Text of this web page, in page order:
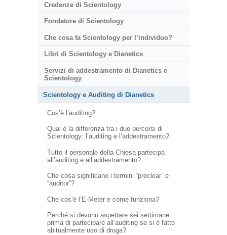
Credenze di Scientology
Fondatore di Scientology
Che cosa fa Scientology per l’individuo?
Libri di Scientology e Dianetics
Servizi di addestramento di Dianetics e
Scientology
Scientology e Auditing di Dianetics
Cos’è l’auditing?
Qual è la differenza tra i due percorsi di
Scientology: l’auditing e l’addestramento?
Tutto il personale della Chiesa partecipa
all’auditing e all’addestramento?
Che cosa significano i termini “preclear” e
“auditor”?
Che cos’è l’E-Meter e come funziona?
Perché si devono aspettare sei settimane
prima di partecipare all’auditing se si è fatto
abitualmente uso di droga?